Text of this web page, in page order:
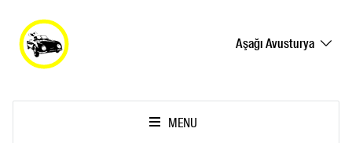
Aşağı Avusturya
MENU